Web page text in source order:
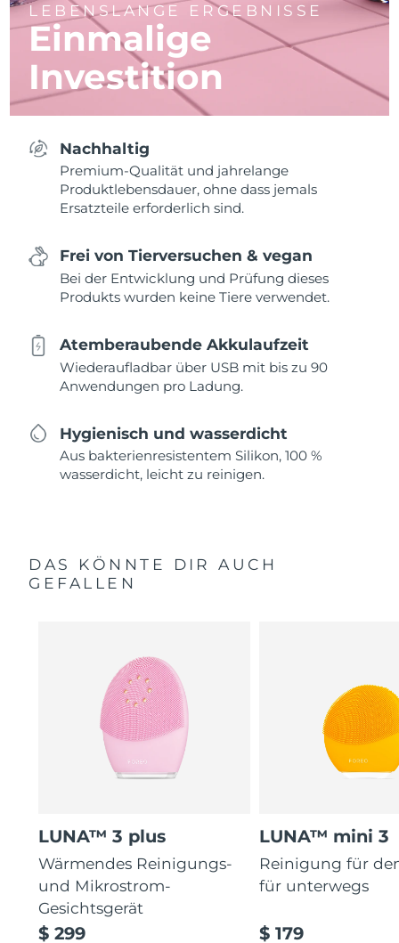
LEBENSLANGE ERGEBNISSE
Einmalige
Investition
Nachhaltig
Premium-Qualität und jahrelange
Produktlebensdauer, ohne dass jemals
Ersatzteile erforderlich sind.
Frei von Tierversuchen & vegan
Bei der Entwicklung und Prüfung dieses
Produkts wurden keine Tiere verwendet.
Atemberaubende Akkulaufzeit
Wiederaufladbar über USB mit bis zu 90
Anwendungen pro Ladung.
Hygienisch und wasserdicht
Aus bakterienresistentem Silikon, 100 %
wasserdicht, leicht zu reinigen.
DAS KÖNNTE DIR AUCH
GEFALLEN
LUNA™ 3 plus
Wärmendes Reinigungs-
und Mikrostrom-
Gesichtsgerät
$ 299
LUNA™ mini 3
Reinigung für
für unterwegs
$ 179